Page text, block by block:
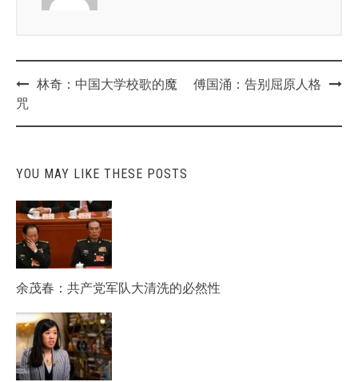
Post
navigation
林奇：中国大学校歌的魔
咒
傅国涌：告别屈原人格
YOU MAY LIKE THESE POSTS
余茂春：共产党军队大清洗的必然性